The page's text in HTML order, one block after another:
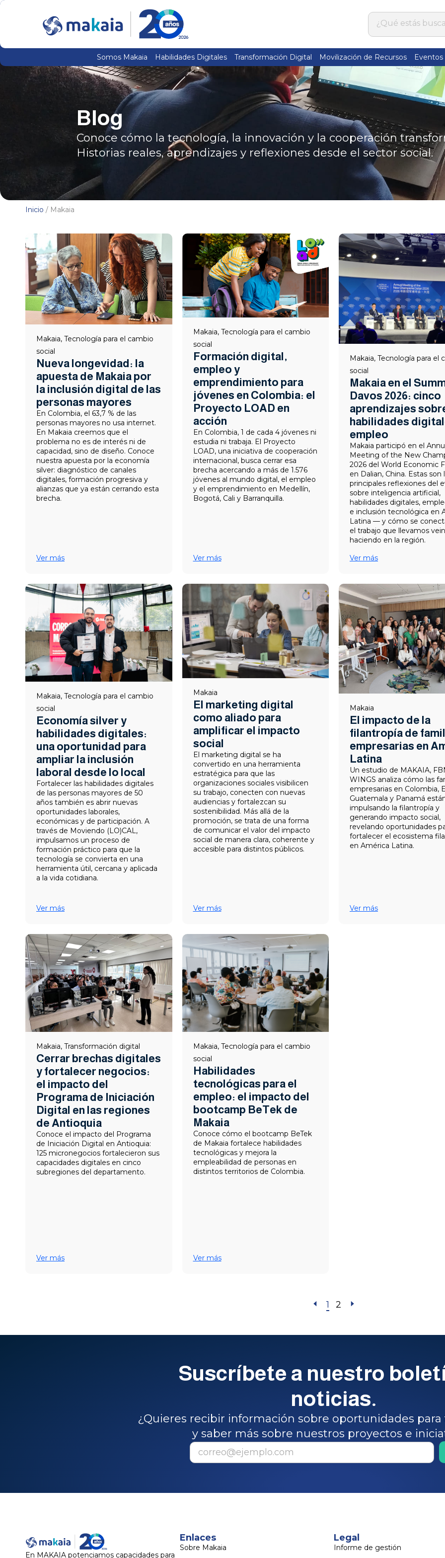
Somos Makaia Habilidades Digitales Transformación Digital Movilización de Recursos Eventos
Blog
Conoce cómo la tecnología, la innovación y la cooperación
Historias reales, aprendizajes y reflexiones desde el sector social.
Inicio / Makaia
Makaia, Tecnología para el cambio
social
Nueva longevidad: la
apuesta de Makaia por
la inclusión digital de las
personas mayores
En Colombia, el 63,7 % de las
personas mayores no usa internet.
En Makaia creemos que el
problema no es de interés ni de
capacidad, sino de diseño. Conoce
nuestra apuesta por la economía
silver: diagnóstico de canales
digitales, formación progresiva y
alianzas que ya están cerrando esta
brecha.
Ver más
Makaia, Tecnología para el cambio
social
Formación digital,
empleo y
emprendimiento para
jóvenes en Colombia: el
Proyecto LOAD en
acción
En Colombia, 1 de cada 4 jóvenes ni
estudia ni trabaja. El Proyecto
LOAD, una iniciativa de cooperación
internacional, busca cerrar esa
brecha acercando a más de 1.576
jóvenes al mundo digital, el empleo
y el emprendimiento en Medellín,
Bogotá, Cali y Barranquilla.
Ver más
Makaia, Tecnología para el
social
Makaia en el
Davos 2026: cinco
aprendizajes
habilidades
empleo
Makaia participó en el
Meeting of the New
2026 del World Economic
en Dalian, China. Estas son
principales reflexiones del
sobre inteligencia artificial,
habilidades digitales,
e inclusión tecnológica en
Latina — y cómo se
el trabajo que llevamos
haciendo en la región.
Ver más
Makaia, Tecnología para el cambio
social
Economía silver y
habilidades digitales:
una oportunidad para
ampliar la inclusión
laboral desde lo local
Fortalecer las habilidades digitales
de las personas mayores de 50
años también es abrir nuevas
oportunidades laborales,
económicas y de participación. A
través de Moviendo (LO)CAL,
impulsamos un proceso de
formación práctico para que la
tecnología se convierta en una
herramienta útil, cercana y aplicada
a la vida cotidiana.
Ver más
Makaia
El marketing digital
como aliado para
amplificar el impacto
social
El marketing digital se ha
convertido en una herramienta
estratégica para que las
organizaciones sociales visibilicen
su trabajo, conecten con nuevas
audiencias y fortalezcan su
sostenibilidad. Más allá de la
promoción, se trata de una forma
de comunicar el valor del impacto
social de manera clara, coherente y
accesible para distintos públicos.
Ver más
Makaia
El impacto de la
filantropía de
empresarias en
Latina
Un estudio de MAKAIA,
WINGS analiza cómo las
empresarias en Colombia,
Guatemala y Panamá
impulsando la filantropía y
generando impacto social,
revelando oportunidades
fortalecer el ecosistema
en América Latina.
Ver más
Makaia, Transformación digital
Cerrar brechas digitales
y fortalecer negocios:
el impacto del
Programa de Iniciación
Digital en las regiones
de Antioquia
Conoce el impacto del Programa
de Iniciación Digital en Antioquia:
125 micronegocios fortalecieron sus
capacidades digitales en cinco
subregiones del departamento.
Ver más
Makaia, Tecnología para el cambio
social
Habilidades
tecnológicas para el
empleo: el impacto del
bootcamp BeTek de
Makaia
Conoce cómo el bootcamp BeTek
de Makaia fortalece habilidades
tecnológicas y mejora la
empleabilidad de personas en
distintos territorios de Colombia.
Ver más
1 2
Suscríbete a nuestro
noticias.
¿Quieres recibir información sobre oportunidades
y saber más sobre nuestros proyectos e
En MAKAIA potenciamos capacidades para
Enlaces
Sobre Makaia
Legal
Informe de gestión